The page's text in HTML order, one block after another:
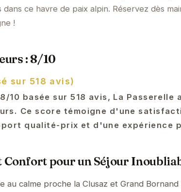
dans ce havre de paix alpin. Réservez dès
!
: 8/10
sur 518 avis)
10 basée sur 518 avis, La
Ce score témoigne d'une
qualité-prix et d'une expérience
Confort pour un Séjour
au calme proche la Clusaz et Grand